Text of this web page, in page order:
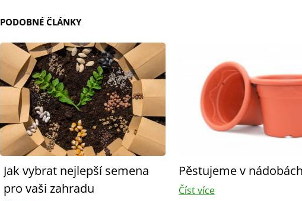
PODOBNÉ ČLÁNKY
Jak vybrat nejlepší semena
pro vaši zahradu
Pěstujeme v
Číst více